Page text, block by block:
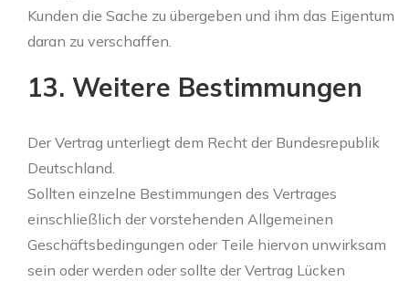
Kunden die Sache zu übergeben und ihm das Eigentum
daran zu verschaffen.
13. Weitere Bestimmungen
Der Vertrag unterliegt dem Recht der Bundesrepublik
Deutschland.
Sollten einzelne Bestimmungen des Vertrages
einschließlich der vorstehenden Allgemeinen
Geschäftsbedingungen oder Teile hiervon unwirksam
sein oder werden oder sollte der Vertrag Lücken